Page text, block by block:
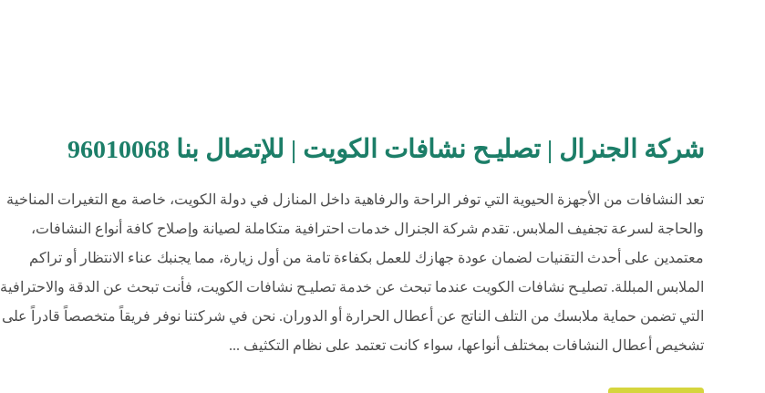
شركة الجنرال | تصليـح نشافات الكويت | للإتصال بنا 96010068
تعد النشافات من الأجهزة الحيوية التي توفر الراحة والرفاهية داخل المنازل في دولة الكويت، خاصة مع التغيرات المناخية
والحاجة لسرعة تجفيف الملابس. تقدم شركة الجنرال خدمات احترافية متكاملة لصيانة وإصلاح كافة أنواع النشافات،
معتمدين على أحدث التقنيات لضمان عودة جهازك للعمل بكفاءة تامة من أول زيارة، مما يجنبك عناء الانتظار أو تراكم
الملابس المبللة. تصليـح نشافات الكويت عندما تبحث عن خدمة تصليـح نشافات الكويت، فأنت تبحث عن الدقة والاحترافية
التي تضمن حماية ملابسك من التلف الناتج عن أعطال الحرارة أو الدوران. نحن في شركتنا نوفر فريقاً متخصصاً قادراً على
تشخيص أعطال النشافات بمختلف أنواعها، سواء كانت تعتمد على نظام التكثيف ...